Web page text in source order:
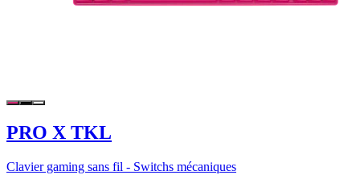
PRO X TKL
Clavier gaming sans fil - Switchs mécaniques